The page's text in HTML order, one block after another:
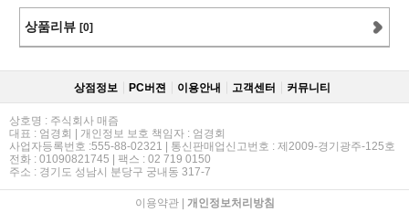
상품리뷰 [0]
상점정보 PC버젼 이용안내 고객센터 커뮤니티
상호명 : 주식회사 매즘
대표 : 엄경회 | 개인정보 보호 책임자 : 엄경회
사업자등록번호 :555-88-02321 | 통신판매업신고번호 : 제2009-경기광주-125호
전화 : 01090821745 | 팩스 : 02 719 0150
주소 : 경기도 성남시 분당구 궁내동 317-7
이용약관| 개인정보처리방침